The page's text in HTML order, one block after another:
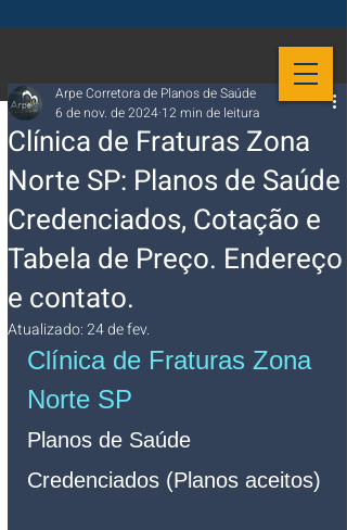
Clínica de Fraturas Zona
Norte SP: Planos de Saúde
Credenciados, Cotação e
Tabela de Preço. Endereço
e contato.
Arpe Corretora de Planos de Saúde
6 de nov. de 2024 12 min de leitura
Atualizado:24 de fev.
Clínica de Fraturas Zona
Norte SP
Planos de Saúde
Credenciados (Planos aceitos)